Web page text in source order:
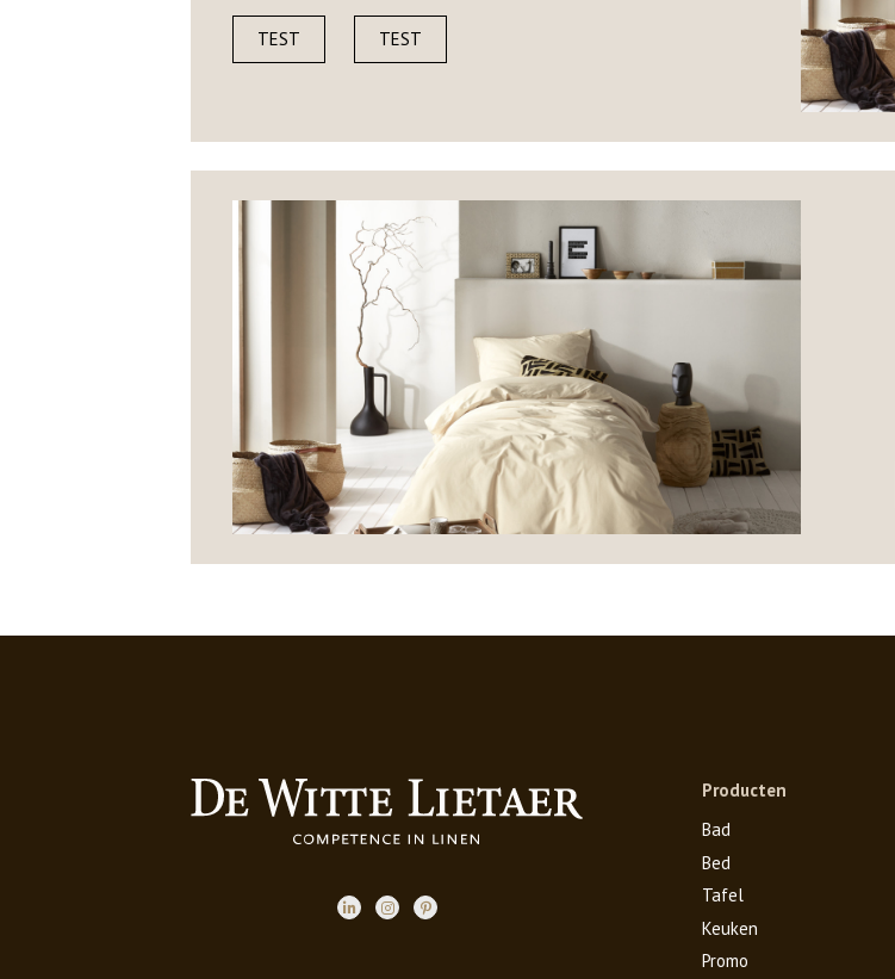
TEST TEST
Producten
Bad
Bed
Tafel
Keuken
Promo